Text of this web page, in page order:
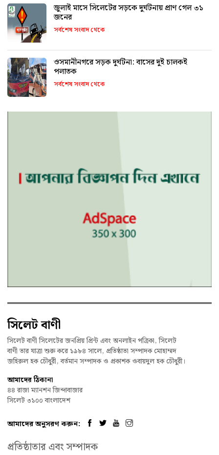
জুলাই মাসে সিলেটের সড়কে দুর্ঘটনায় প্রাণ গেল ৩১
জনের
সর্বশেষ সংবাদ থেকে
ওসমানীনগরে সড়ক দুর্ঘটনা: বাসের দুই চালকই
পলাতক
সর্বশেষ সংবাদ থেকে
সিলেট বাণী
সিলেট বাণী সিলেটের জনপ্রিয় প্রিন্ট এবং অনলাইন পত্রিকা, সিলেট
বাণী তার যাত্রা শুরু করে ১৯৮৪ সালে, প্রতিষ্ঠাতা সম্পাদক মোহাম্মদ
জহিরুল হক চৌধুরী, বর্তমান সম্পাদক ও প্রকাশক ওবায়দুল হক চৌধুরী।
আমাদের ঠিকানা
৪৪ রাজা ম্যানশন জিন্দাবাজার
সিলেট ৩১০০ বাংলাদেশ
আমাদের অনুসরণ করুন:
প্রতিষ্ঠাতার এবং সম্পাদক